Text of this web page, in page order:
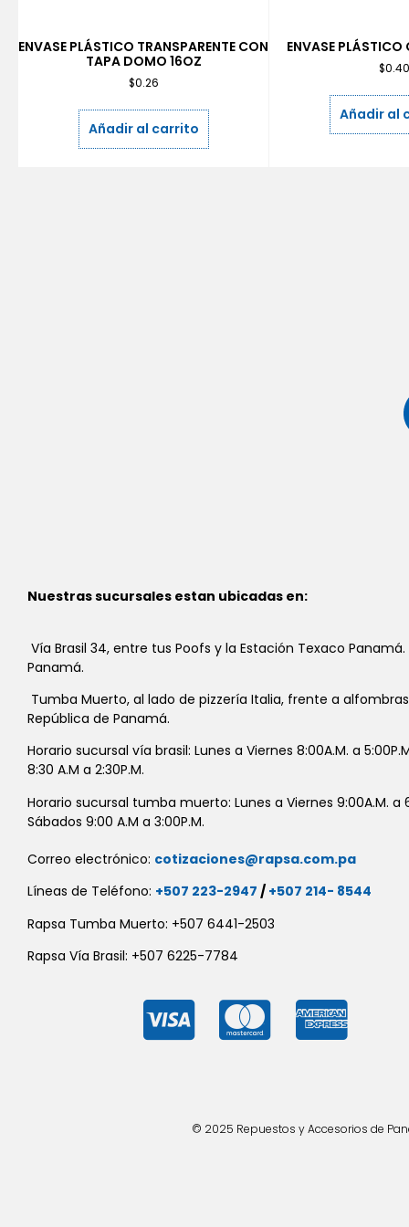
ENVASE PLÁSTICO TRANSPARENTE CON
TAPA DOMO 16OZ
$0.26
Añadir al carrito
ENVASE
$
Añadir al
Nuestras sucursales estan ubicadas en:
Vía Brasil 34, entre tus Poofs y la Estación Texaco
Panamá.
Tumba Muerto, al lado de pizzería Italia, frente a
República de Panamá.
Horario sucursal vía brasil: Lunes a Viernes 8:00A.M. a
8:30 A.M a 2:30P.M.
Horario sucursal tumba muerto: Lunes a Viernes 9:00A.M. a
Sábados 9:00 A.M a 3:00P.M.
Correo electrónico: cotizaciones@rapsa.com.pa
Líneas de Teléfono: +507 223-2947 / +507 214- 8544
Rapsa Tumba Muerto: +507 6441-2503
Rapsa Vía Brasil: +507 6225-7784
© 2025 Repuestos y Accesorios de